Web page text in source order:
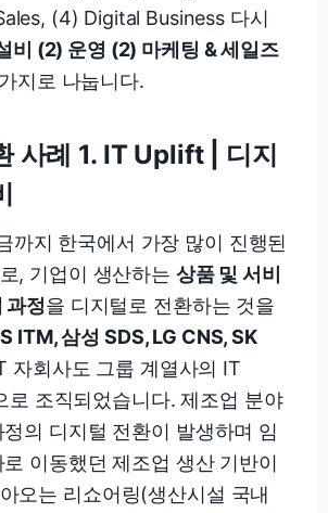
(4) Digital Business 다시
비 (2) 운영 (2) 마케팅 & 세일즈
지로 나눕니다.
사례 1. IT Uplift| 디지
까지 한국에서 가장 많이 진행된
, 기업이 생산하는 상품 및 서비
과정을 디지털로 전환하는 것을
ITM, 삼성 SDS, LG CNS, SK
자회사도 그룹 계열사의 IT
로 조직되었습니다. 제조업 분야
의 디지털 전환이 발생하며 임
이동했던 제조업 생산 기반이
오는 리쇼어링(생산시설 국내